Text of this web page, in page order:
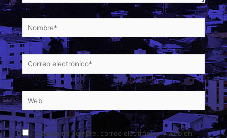
Guarda mi nombre, correo electrónico y web en